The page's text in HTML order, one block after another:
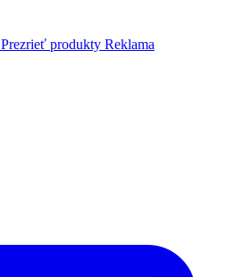
Prezrieť produkty Reklama